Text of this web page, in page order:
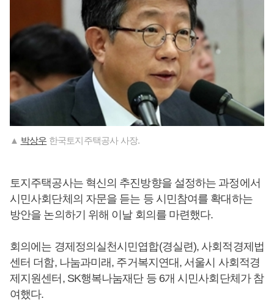
▲ 박상우 한국토지주택공사 사장.
토지주택공사는 혁신의 추진방향을 설정하는 과정에서
시민사회단체의 자문을 듣는 등 시민참여를 확대하는
방안을 논의하기 위해 이날 회의를 마련했다.
회의에는 경제정의실천시민엽합(경실련), 사회적경제법
센터 더함, 나눔과미래, 주거복지연대, 서울시 사회적경
제지원센터, SK행복나눔재단 등 6개 시민사회단체가 참
여했다.